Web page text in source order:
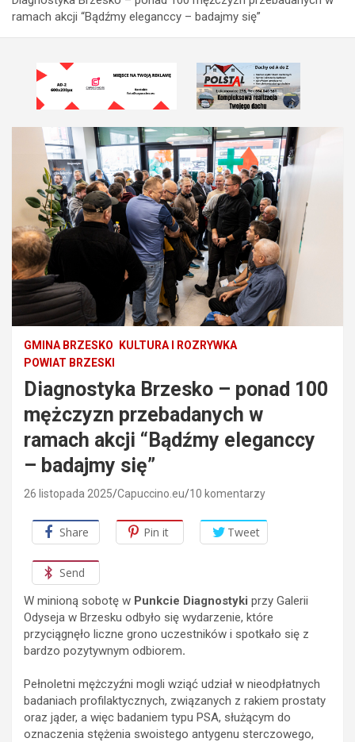
ramach akcji “Bądźmy eleganccy – badajmy się”
GMINA BRZESKO
KULTURA I ROZRYWKA
POWIAT BRZESKI
Diagnostyka Brzesko – ponad 100
mężczyzn przebadanych w
ramach akcji “Bądźmy eleganccy
– badajmy się”
26 listopada 2025 Capuccino.eu 10 komentarzy
Share Pin it Tweet
Send
W minioną sobotę w Punkcie Diagnostyki przy Galerii
Odyseja w Brzesku odbyło się wydarzenie, które
przyciągnęło liczne grono uczestników i spotkało się z
bardzo pozytywnym odbiorem.
Pełnoletni mężczyźni mogli wziąć udział w nieodpłatnych
badaniach profilaktycznych, związanych z rakiem prostaty
oraz jąder, a więc badaniem typu PSA, służącym do
oznaczenia stężenia swoistego antygenu sterczowego,